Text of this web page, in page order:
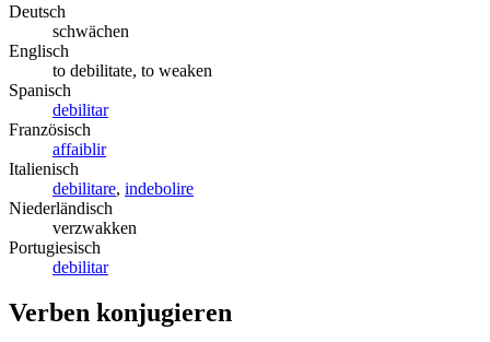
Deutsch
schwächen
Englisch
to debilitate, to weaken
Spanisch
debilitar
Französisch
affaiblir
Italienisch
debilitare, indebolire
Niederländisch
verzwakken
Portugiesisch
debilitar
Verben konjugieren